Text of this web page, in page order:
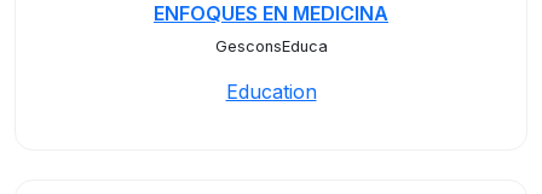
ENFOQUES EN MEDICINA
GesconsEduca
Education